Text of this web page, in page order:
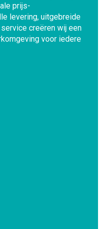
prijs-
levering, uitgebreide
creëren wij een
voor iedere